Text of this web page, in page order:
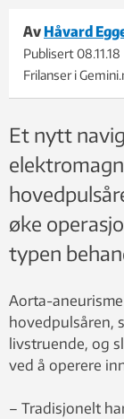
Av Håvard
Publisert08.11.18
Frilanser i
Et nytt
øke
typen
Aorta-
hovedpulsåren,
livstruende, og
ved å operere
– Tradisjonelt